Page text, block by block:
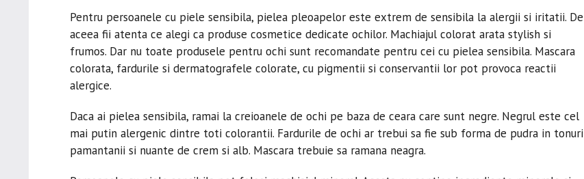
Pentru persoanele cu piele sensibila, pielea pleoapelor este extrem de sensibila la alergii si iritatii. De
aceea fii atenta ce alegi ca produse cosmetice dedicate ochilor. Machiajul colorat arata stylish si
frumos. Dar nu toate produsele pentru ochi sunt recomandate pentru cei cu pielea sensibila. Mascara
colorata, fardurile si dermatografele colorate, cu pigmentii si conservantii lor pot provoca reactii
alergice.
Daca ai pielea sensibila, ramai la creioanele de ochi pe baza de ceara care sunt negre. Negrul este cel
mai putin alergenic dintre toti colorantii. Fardurile de ochi ar trebui sa fie sub forma de pudra in tonuri
pamantanii si nuante de crem si alb. Mascara trebuie sa ramana neagra.